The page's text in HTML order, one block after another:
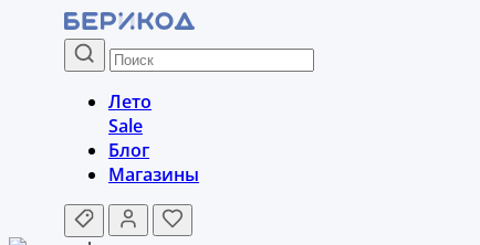
Лето
Sale
Блог
Магазины